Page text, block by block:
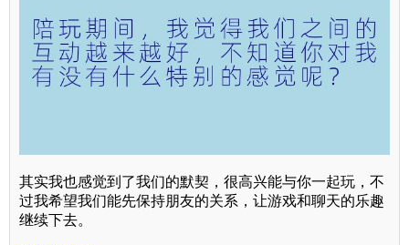
其实我也感觉到了我们的默契，很高兴能与你一起玩，不
过我希望我们能先保持朋友的关系，让游戏和聊天的乐趣
继续下去。